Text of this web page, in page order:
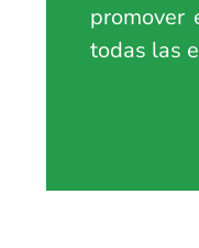
promover
todas las